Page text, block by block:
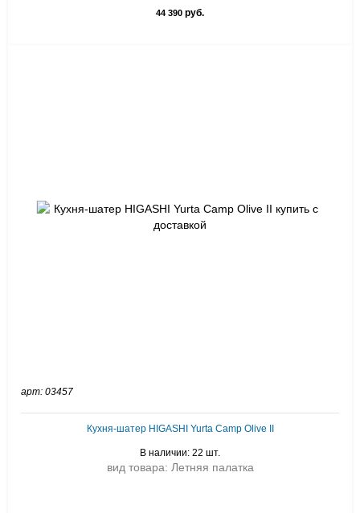
44 390 руб.
арт: 03457
Кухня-шатер HIGASHI Yurta Сamp Olive II
В наличии: 22 шт.
вид товара: Летняя палатка